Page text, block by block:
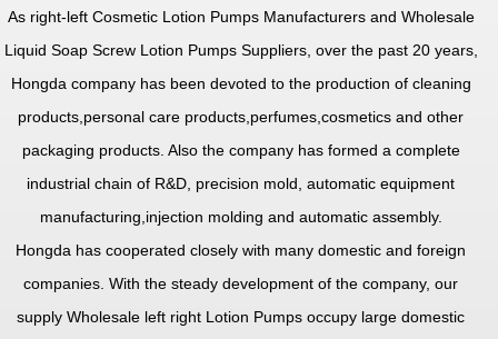
As right-left Cosmetic Lotion Pumps Manufacturersand Wholesale
Liquid Soap Screw Lotion Pumps Suppliers, over the past 20 years,
Hongda company has been devoted to the production of cleaning
products,personal care products,perfumes,cosmetics and other
packaging products. Also the company has formed a complete
industrial chain of R&D, precision mold, automatic equipment
manufacturing,injection molding and automatic assembly.
Hongda has cooperated closely with many domestic and foreign
companies. With the steady development of the company, our
supply Wholesale left right Lotion Pumps occupy large domestic